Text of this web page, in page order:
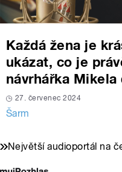
Každá žena je
ukázat, co je
návrhářka Mikela
27. červenec 2024
Šarm
Největší audioportál na